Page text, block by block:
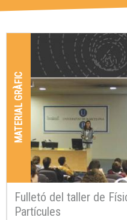
MATERIAL GRÀFIC
Fulletó del taller de
Partícules